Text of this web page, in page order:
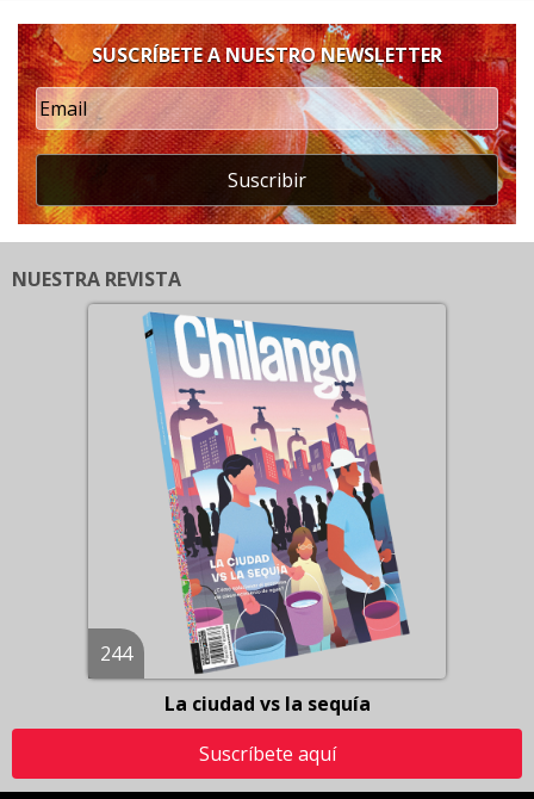
SUSCRÍBETE A NUESTRO NEWSLETTER
Suscribir
NUESTRA REVISTA
244
La ciudad vs la sequía
Suscríbete aquí